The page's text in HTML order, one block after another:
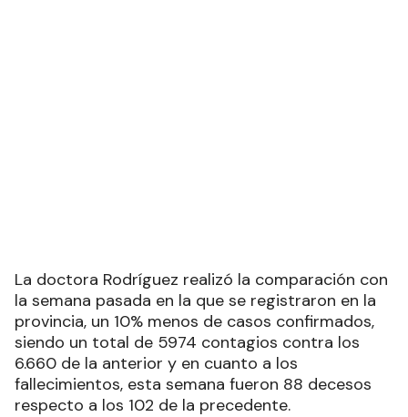
La doctora Rodríguez realizó la comparación con
la semana pasada en la que se registraron en la
provincia, un 10% menos de casos confirmados,
siendo un total de 5974 contagios contra los
6.660 de la anterior y en cuanto a los
fallecimientos, esta semana fueron 88 decesos
respecto a los 102 de la precedente.